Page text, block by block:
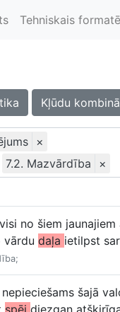
Tehniskais
Kļūdu
×
7.2. Mazvārdība ×
no šiem
vārdu daļa ietilpst
šajā
spēj diezgan